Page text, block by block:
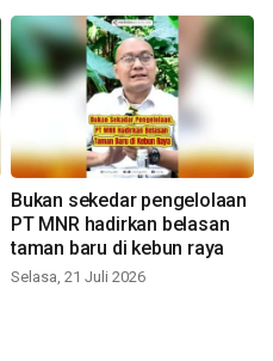
Bukan sekedar pengelolaan
PT MNR hadirkan belasan
taman baru di kebun raya
Selasa, 21 Juli 2026